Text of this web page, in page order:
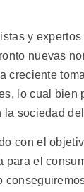
y
nuevas
creciente
lo cual bien
la sociedad
con el
para el